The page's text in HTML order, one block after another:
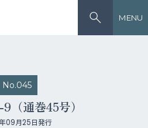
MENU
No.045
（通巻45号）
09月25日発行